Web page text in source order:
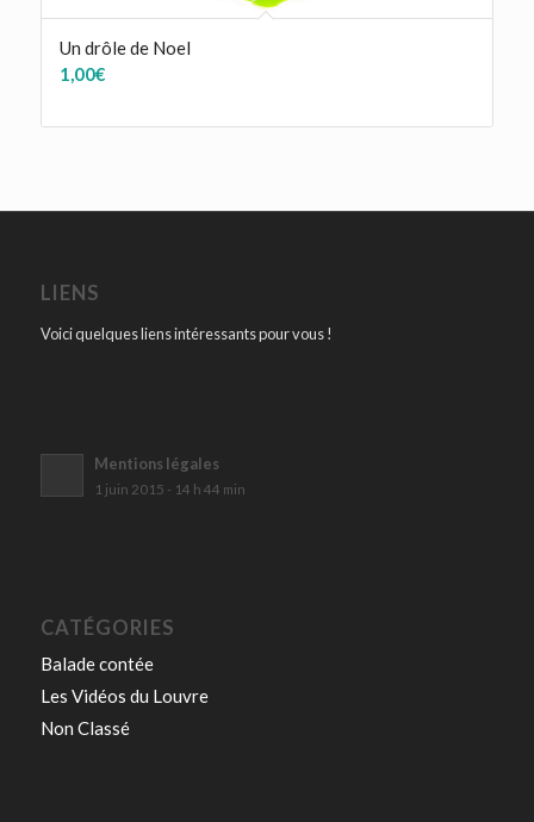
Un drôle de Noel
1,00€
LIENS
Voici quelques liens intéressants pour vous !
Mentions légales
1 juin 2015 - 14 h 44 min
CATÉGORIES
Balade contée
Les Vidéos du Louvre
Non Classé